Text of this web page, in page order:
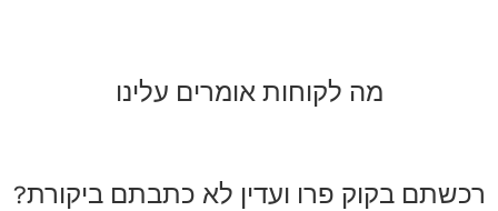
מה לקוחות אומרים עלינו
רכשתם בקוק פרו ועדין לא כתבתם ביקורת?